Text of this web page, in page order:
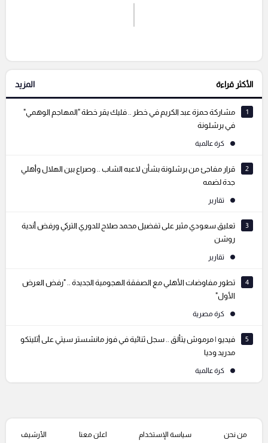
إرسال تعليق
التعليقات السابقة
الأكثر قراءة المزيد
1
مشاركة حمزة عبد الكريم في خطر .. فليك يقر خطة "المهاجم الوهمي"
في برشلونة
كرة عالمية
2
قرار مفاجئ من برشلونة بشأن لاعبه الشاب .. وصراع بين الهلال وأهلي
جدة لضمه
تقارير
3
تعليق سعودي مثير على تفضيل محمد صلاح للدوري التركي ورفض أندية
روشن
تقارير
4
تطور مفاوضات الأهلي مع الصفقة الهجومية الجديدة .. "رفض العرض
الأول"
كرة مصرية
5
فيديو | مرموش يتألق .. سجل ثنائية في فوز مانشستر سيتي على أتليتكو
مدريد وديا
كرة عالمية
من نحن سياسة الإستخدام اعلن معنا الأرشيف